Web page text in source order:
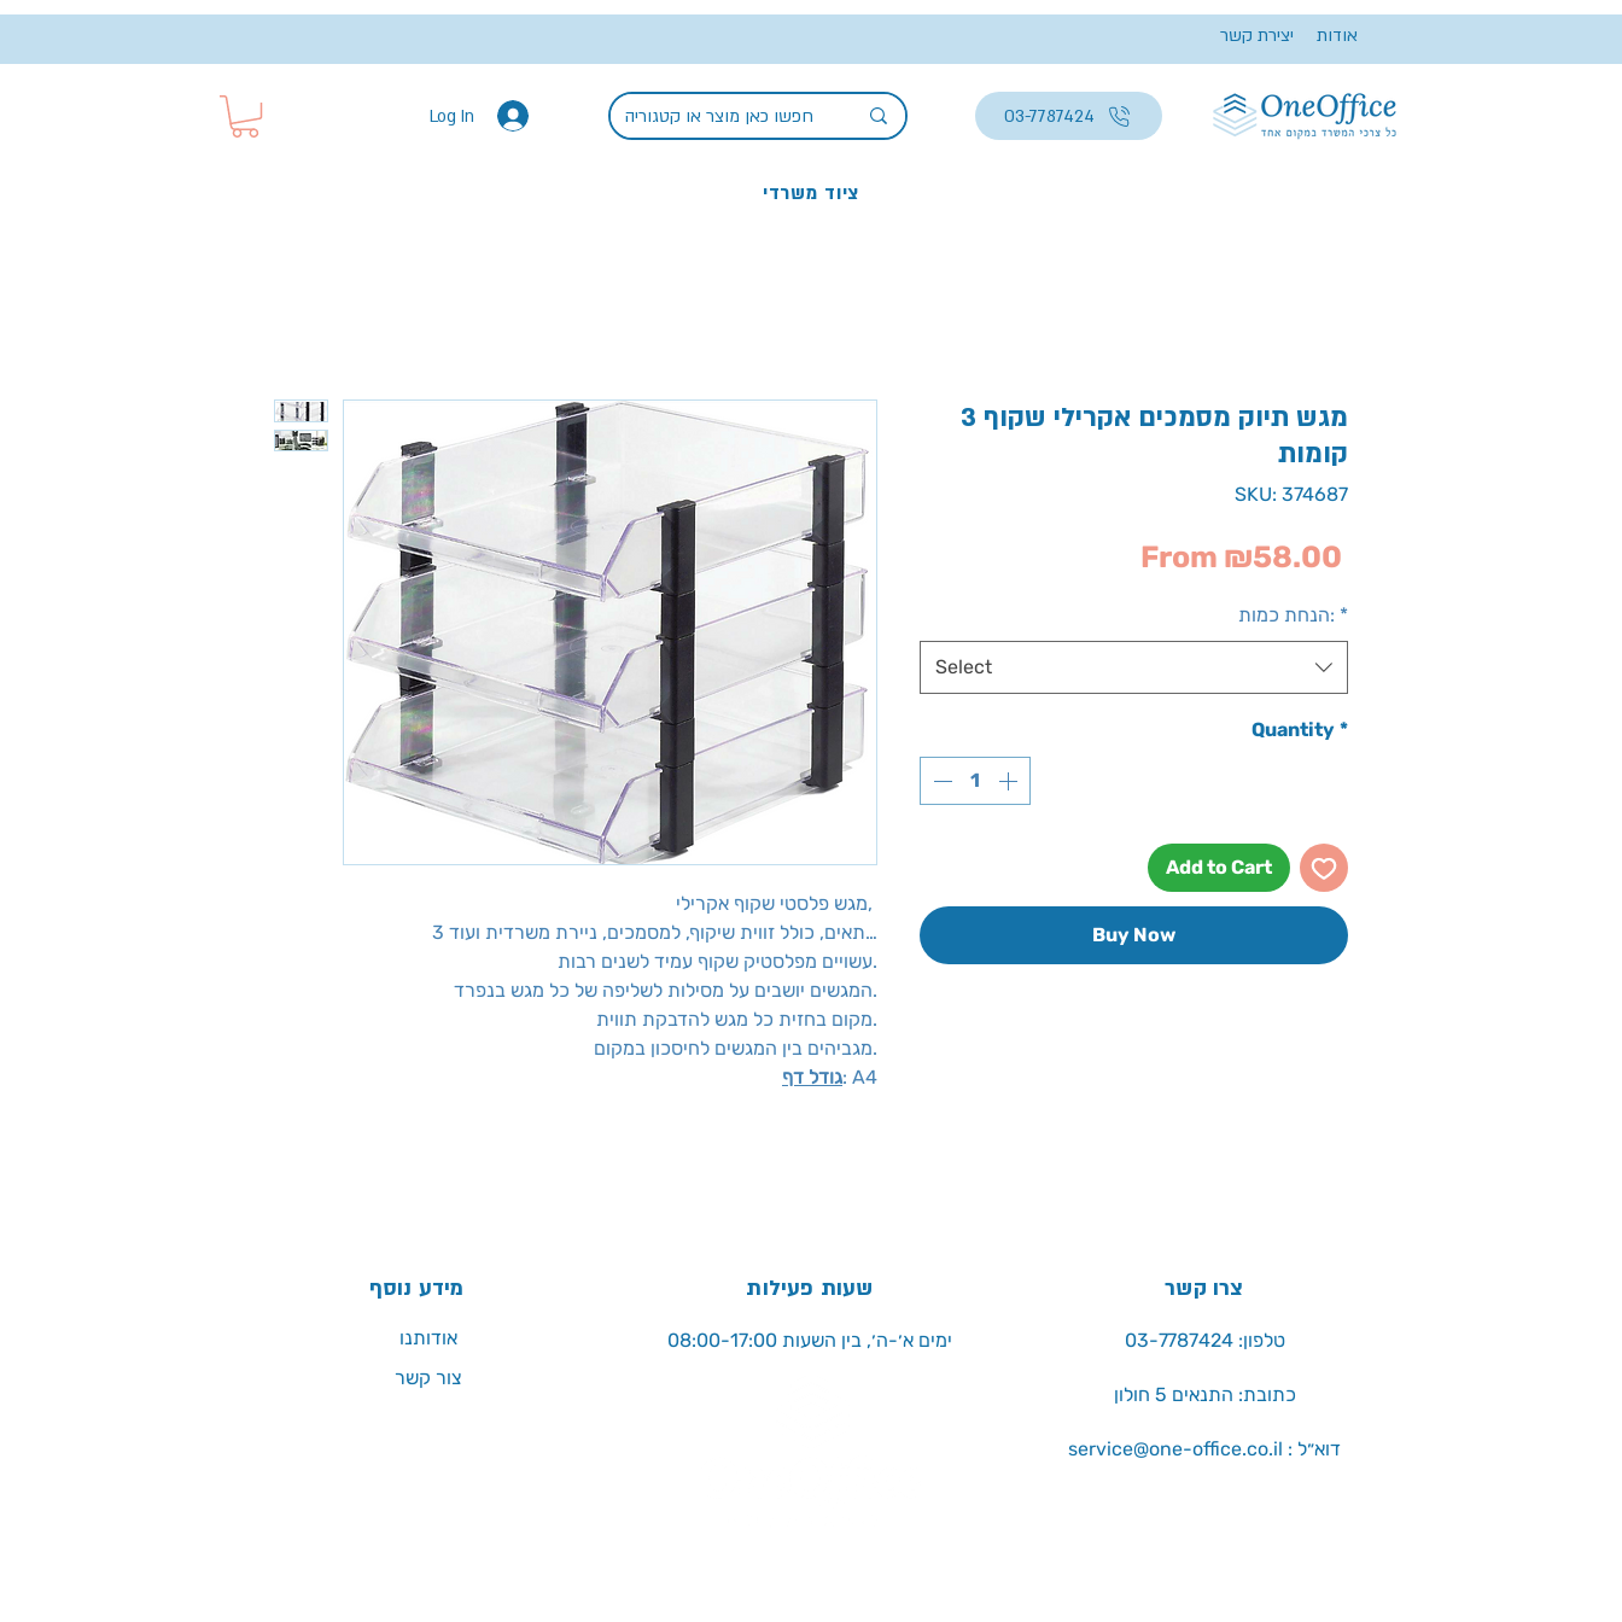
יצירת קשר אודות
Log In 03-7787424
ציוד משרדי
מגש פלסטי שקוף אקרילי,
3 תאים, כולל זווית שיקוף,​ למסמכים, ניירת משרדית ועוד…
עשויים מפלסטיק שקוף עמיד לשנים רבות.
המגשים יושבים על מסילות לשליפה של כל מגש בנפרד.
מקום בחזית כל מגש להדבקת תווית.
מגביהים בין המגשים לחיסכון במקום.
גודל דף: A4
מגש תיוק מסמכים אקרילי שקוף 3
קומות
SKU: 374687
From ₪58.00
הנחת כמות: *
Select
Quantity *
Add to Cart
Buy Now
מידע נוסף שעות פעילות
ימים א׳-ה׳, בין השעות 08:00-17:00
צרו קשר
טלפון: 03-7787424
כתובת: התנאים 5 חולון
service@one-office.co.il : דוא״ל
אודותנו
צור קשר